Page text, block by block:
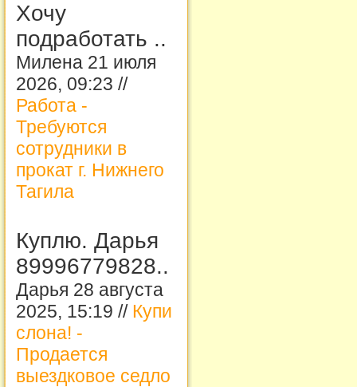
Хочу
подработать ..
Милена 21 июля
2026, 09:23 //
Работа -
Требуются
сотрудники в
прокат г. Нижнего
Тагила
Куплю. Дарья
89996779828..
Дарья 28 августа
2025, 15:19 // Купи
слона! -
Продается
выездковое седло